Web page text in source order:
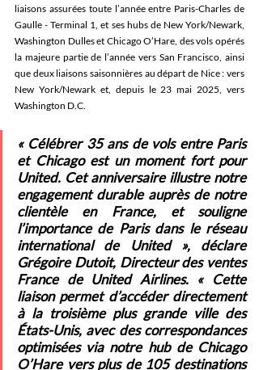
liaisons assurées toute l’année entre Paris-Charles de
Gaulle - Terminal 1, et ses hubs de New York/Newark,
Washington Dulles et Chicago O’Hare, des vols opérés
la majeure partie de l’année vers San Francisco, ainsi
que deux liaisons saisonnières au départ de Nice : vers
New York/Newark et, depuis le 23 mai 2025, vers
Washington D.C.
« Célébrer 35 ans de vols entre Paris
et Chicago est un moment fort pour
United. Cet anniversaire illustre notre
engagement durable auprès de notre
clientèle en France, et souligne
l’importance de Paris dans le réseau
international de United », déclare
Grégoire Dutoit, Directeur des ventes
France de United Airlines. « Cette
liaison permet d’accéder directement
à la troisième plus grande ville des
États-Unis, avec des correspondances
optimisées via notre hub de Chicago
O’Hare vers plus de 105 destinations